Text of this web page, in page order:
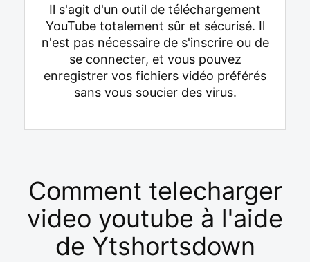
Il s'agit d'un outil de téléchargement
YouTube totalement sûr et sécurisé. Il
n'est pas nécessaire de s'inscrire ou de
se connecter, et vous pouvez
enregistrer vos fichiers vidéo préférés
sans vous soucier des virus.
Comment telecharger
video youtube à l'aide
de Ytshortsdown